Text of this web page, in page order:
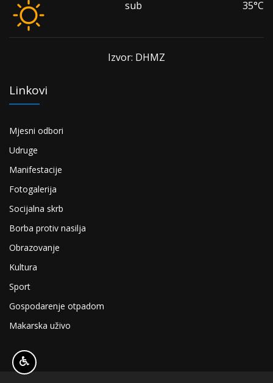
sub 35°C
Izvor: DHMZ
Linkovi
Mjesni odbori
Udruge
Manifestacije
Fotogalerija
Socijalna skrb
Borba protiv nasilja
Obrazovanje
Kultura
Sport
Gospodarenje otpadom
Makarska uživo